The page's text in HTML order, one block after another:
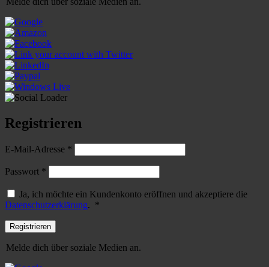
Registrieren
E-Mail-Adresse *
Passwort *
Ja, ich möchte ein Kundenkonto eröffnen und akzeptiere die
Datenschutzerklärung. *
Registrieren
Melde dich über soziale Medien an.